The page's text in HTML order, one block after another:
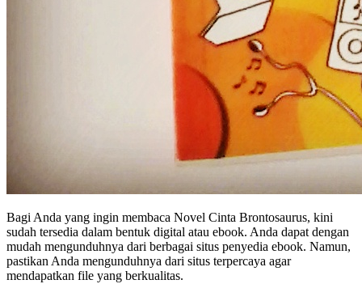
Bagi Anda yang ingin membaca Novel Cinta Brontosaurus, kini
sudah tersedia dalam bentuk digital atau ebook. Anda dapat dengan
mudah mengunduhnya dari berbagai situs penyedia ebook. Namun,
pastikan Anda mengunduhnya dari situs terpercaya agar
mendapatkan file yang berkualitas.